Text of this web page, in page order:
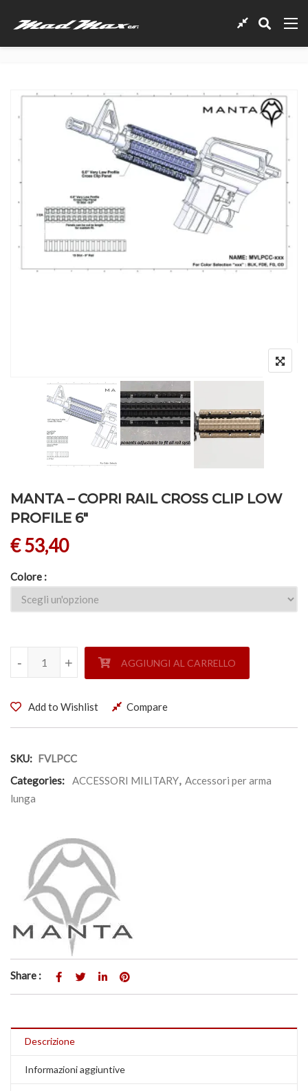
MANTA – COPRI RAIL CROSS CLIP LOW
PROFILE 6″
€53,40
Colore
MANTA - COPRI RAIL CROSS CLIP LOW PROFILE 6"
+
- +
- AGGIUNGI AL CARRELLO
Add to Wishlist Compare
SKU: FVLPCC
Categories:
ACCESSORI MILITARY, Accessori per arma
lunga
Share :
Descrizione
Informazioni aggiuntive